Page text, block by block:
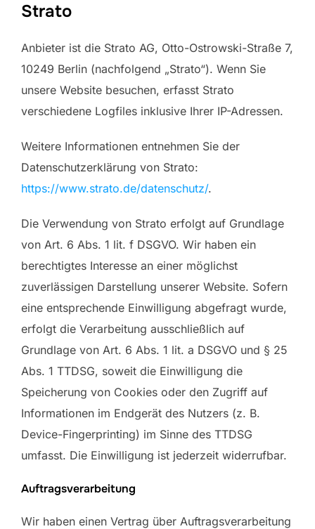
Strato
Anbieter ist die Strato AG, Otto-Ostrowski-Straße 7,
10249 Berlin (nachfolgend „Strato“). Wenn Sie
unsere Website besuchen, erfasst Strato
verschiedene Logfiles inklusive Ihrer IP-Adressen.
Weitere Informationen entnehmen Sie der
Datenschutzerklärung von Strato:
https://www.strato.de/datenschutz/.
Die Verwendung von Strato erfolgt auf Grundlage
von Art. 6 Abs. 1 lit. f DSGVO. Wir haben ein
berechtigtes Interesse an einer möglichst
zuverlässigen Darstellung unserer Website. Sofern
eine entsprechende Einwilligung abgefragt wurde,
erfolgt die Verarbeitung ausschließlich auf
Grundlage von Art. 6 Abs. 1 lit. a DSGVO und § 25
Abs. 1 TTDSG, soweit die Einwilligung die
Speicherung von Cookies oder den Zugriff auf
Informationen im Endgerät des Nutzers (z. B.
Device-Fingerprinting) im Sinne des TTDSG
umfasst. Die Einwilligung ist jederzeit widerrufbar.
Auftragsverarbeitung
Wir haben einen Vertrag über Auftragsverarbeitung